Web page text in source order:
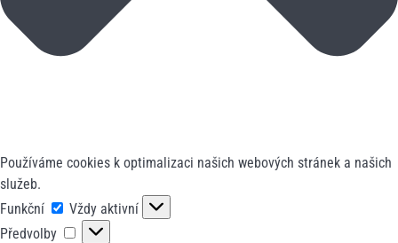
Používáme cookies k optimalizaci našich webových stránek a našich
služeb.
Funkční
Funkční
Vždy aktivní
Předvolby
Předvolby